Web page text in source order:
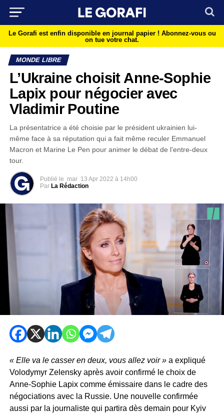
Le Gorafi est enfin disponible en journal papier ! Abonnez-vous ou
on tue votre chat.
MONDE LIBRE
L’Ukraine choisit Anne-Sophie
Lapix pour négocier avec
Vladimir Poutine
La présentatrice a été choisie par le président ukrainien lui-
même face à sa réputation qui a fait même reculer Emmanuel
Macron et Marine Le Pen pour animer le débat de l’entre-deux
tour.
Publié le mar 13 Apr 2022 à 14h00
Par La Rédaction
« Elle va le casser en deux, vous allez voir » a expliqué
Volodymyr Zelensky après avoir confirmé le choix de
Anne-Sophie Lapix comme émissaire dans le cadre des
négociations avec la Russie. Une nouvelle confirmée
aussi par la journaliste qui partira dès demain pour Kyiv